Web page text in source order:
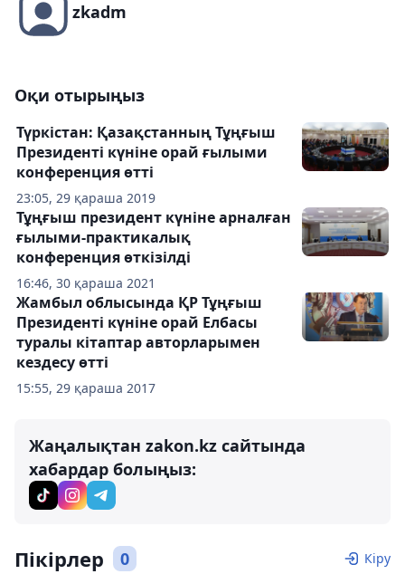
zkadm
Оқи отырыңыз
23:05, 29 қараша 2019
Түркістан: Қазақстанның Тұңғыш
Президенті күніне орай ғылыми
конференция өтті
16:46, 30 қараша 2021
Тұңғыш президент күніне арналған
ғылыми-практикалық
конференция өткізілді
15:55, 29 қараша 2017
Жамбыл облысында ҚР Тұңғыш
Президенті күніне орай Елбасы
туралы кітаптар авторларымен
кездесу өтті
Жаңалықтан zakon.kz сайтында
хабардар болыңыз:
Пікірлер 0 Кіру